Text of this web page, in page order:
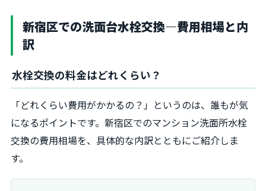
新宿区での洗面台水栓交換―費用相場と内
訳
水栓交換の料金はどれくらい？
「どれくらい費用がかかるの？」というのは、誰もが気
になるポイントです。新宿区でのマンション洗面所水栓
交換の費用相場を、具体的な内訳とともにご紹介しま
す。